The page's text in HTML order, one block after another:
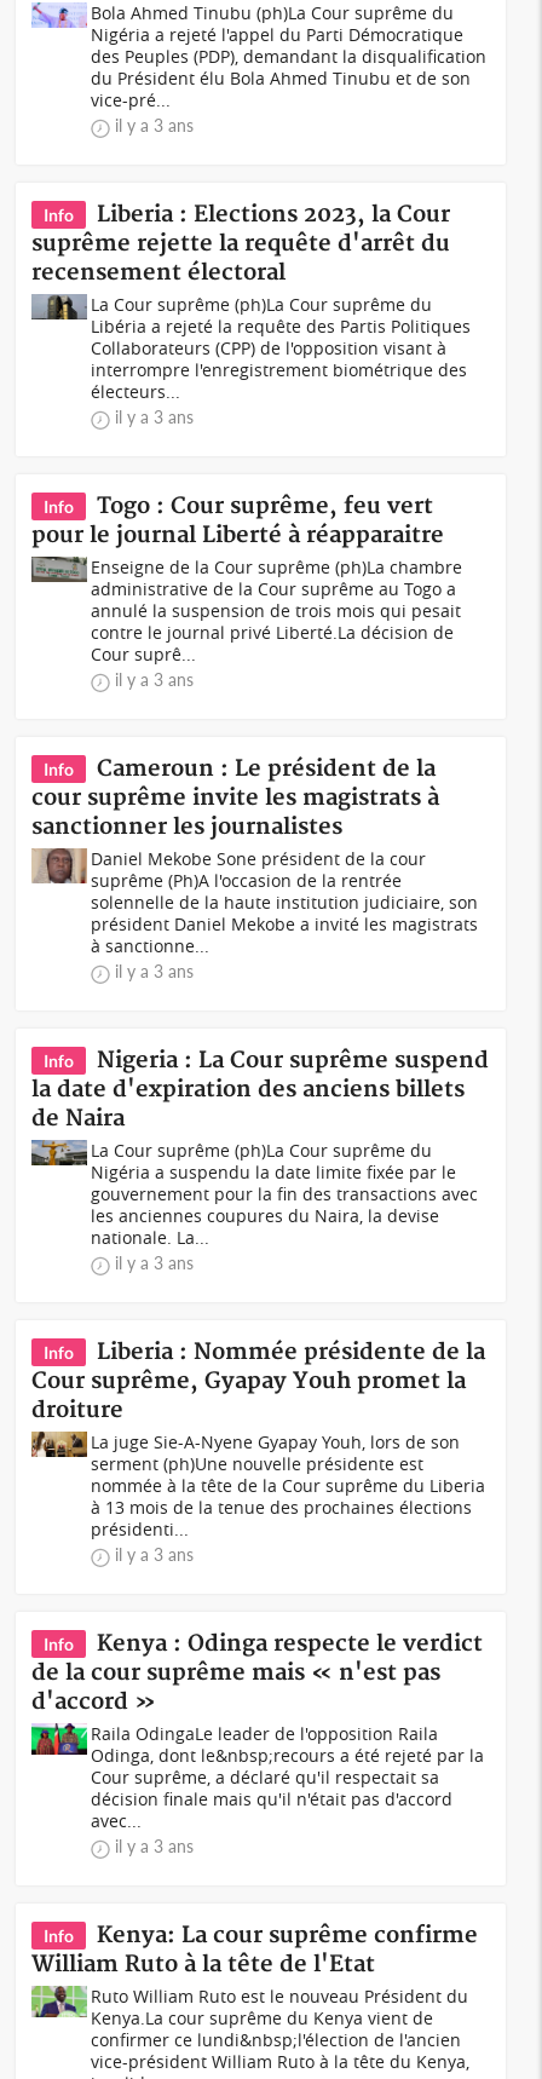
Bola Ahmed Tinubu (ph)La Cour suprême du
Nigéria a rejeté l'appel du Parti Démocratique
des Peuples (PDP), demandant la disqualification
du Président élu Bola Ahmed Tinubu et de son
vice-pré...
il y a 3 ans
Info
Liberia : Elections 2023, la Cour
suprême rejette la requête d'arrêt du
recensement électoral
La Cour suprême (ph)La Cour suprême du
Libéria a rejeté la requête des Partis Politiques
Collaborateurs (CPP) de l'opposition visant à
interrompre l'enregistrement biométrique des
électeurs...
il y a 3 ans
Info
Togo : Cour suprême, feu vert
pour le journal Liberté à réapparaitre
Enseigne de la Cour suprême (ph)La chambre
administrative de la Cour suprême au Togo a
annulé la suspension de trois mois qui pesait
contre le journal privé Liberté.La décision de
Cour suprê...
il y a 3 ans
Info
Cameroun : Le président de la
cour suprême invite les magistrats à
sanctionner les journalistes
Daniel Mekobe Sone président de la cour
suprême (Ph)A l'occasion de la rentrée
solennelle de la haute institution judiciaire, son
président Daniel Mekobe a invité les magistrats
à sanctionne...
il y a 3 ans
Info
Nigeria : La Cour suprême suspend
la date d'expiration des anciens billets
de Naira
La Cour suprême (ph)La Cour suprême du
Nigéria a suspendu la date limite fixée par le
gouvernement pour la fin des transactions avec
les anciennes coupures du Naira, la devise
nationale. La...
il y a 3 ans
Info
Liberia : Nommée présidente de la
Cour suprême, Gyapay Youh promet la
droiture
La juge Sie-A-Nyene Gyapay Youh, lors de son
serment (ph) Une nouvelle présidente est
nommée à la tête de la Cour suprême du Liberia
à 13 mois de la tenue des prochaines élections
présidenti...
il y a 3 ans
Info
Kenya : Odinga respecte le verdict
de la cour suprême mais « n'est pas
d'accord »
Raila OdingaLe leader de l'opposition Raila
Odinga, dont le&nbsp;recours a été rejeté par la
Cour suprême, a déclaré qu'il respectait sa
décision finale mais qu'il n'était pas d'accord
avec...
il y a 3 ans
Info
Kenya: La cour suprême confirme
William Ruto à la tête de l'Etat
Ruto William Ruto est le nouveau Président du
Kenya.La cour suprême du Kenya vient de
confirmer ce lundi&nbsp;l'élection de l'ancien
vice-président William Ruto à la tête du Kenya,